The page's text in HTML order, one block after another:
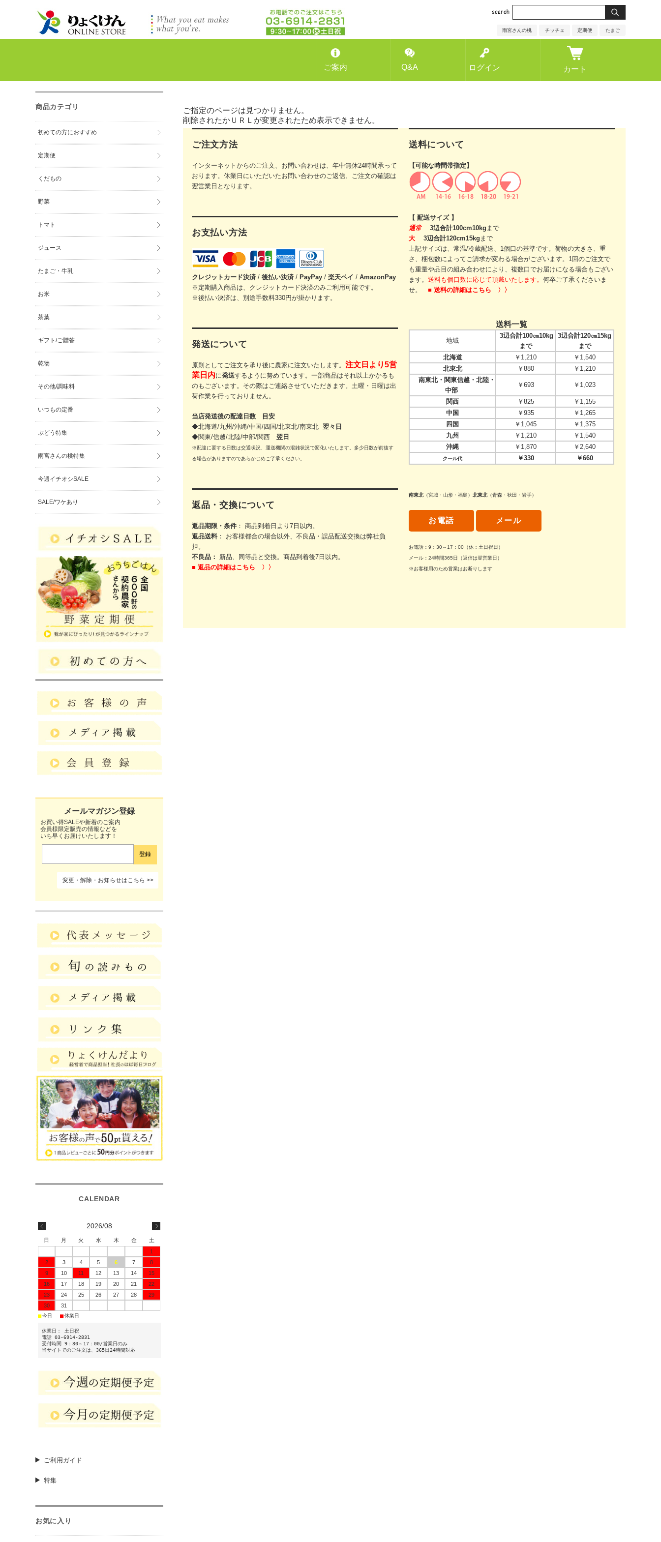
雨宮さんの桃 チッチェ 定期便 たまご
ご案内 Q&A ログイン カート
ご指定のページは見つかりません。
削除されたかＵＲＬが変更されたため表示できません。
ご注文方法
インターネットからのご注文、お問い合わせは、年中無休24時間承って
おります。休業日にいただいたお問い合わせのご返信、ご注文の確認は
翌営業日となります。
お支払い方法
クレジットカード決済 / 後払い決済 / PayPay / 楽天ペイ / AmazonPay
※定期購入商品は、クレジットカード決済のみご利用可能です。
※後払い決済は、別途手数料330円が掛かります。
発送について
原則としてご注文を承り後に農家に注文いたします。 注文日より5営
業日内に発送するように努めています。一部商品はそれ以上かかるも
のもございます。その際はご連絡させていただきます。 土曜・日曜は出
荷作業を行っておりません。
当店発送後の配達日数 目安
◆北海道/九州/沖縄/中国/四国/北東北/南東北 翌々日
◆関東/信越/北陸/中部/関西 翌日
※配達に要する日数は交通状況、運送機関の混雑状況で変化いたします。多少日数が前後す
る場合がありますのであらかじめご了承ください。
返品・交換について
返品期限・条件 ： 商品到着日より7日以内。
返品送料： お客様都合の場合以外、不良品・誤品配送交換は弊社負
担。
不良品：
新品、同等品と交換。商品到着後7日以内。
■ 返品の詳細はこちら 〉〉
送料について
【可能な時間帯指定】
【 配送サイズ 】
通常
3辺合計100cm10kg まで
大
3辺合計120cm15kg まで
上記サイズは、常温/冷蔵配送、1個口の基準です。 荷物の大きさ、重
さ、梱包数によってご請求が変わる場合がございます。 1回のご注文で
も重量や品目の組み合わせにより、 複数口でお届けになる場合もござい
ます。 送料も個口数に応じて頂戴いたします。 何卒ご了承くださいま
せ。 ■ 送料の詳細はこちら 〉〉
送料一覧
地域
3辺合計100㎝10kg
まで
3辺合計120㎝15kg
まで
北海道
￥1,210
￥1,540
北東北
￥880
￥1,210
南東北・関東信越・北陸・
中部
￥693 ￥1,023
関西 ￥825
￥1,155
中国
￥935
￥1,265
四国
￥1,045
￥1,375
九州
￥1,210
￥1,540
沖縄
￥1,870 ￥2,640
クール代 ￥330 ￥660
南東北（宮城・山形・福島） 北東北（青森・秋田・岩手）
お電話 メール
お電話：9：30～17：00（休：土日祝日）
メール：24時間365日（返信は翌営業日）
※お客様用のため営業はお断りします
商品カテゴリ
初めての方におすすめ
定期便
くだもの
野菜
トマト
ジュース
たまご・牛乳
お米
茶葉
ギフト/ご贈答
乾物
その他/調味料
いつもの定番
ぶどう特集
雨宮さんの桃特集
今週イチオシSALE
SALE/ワケあり
お買い得SALEや新着のご案内
会員様限定販売の情報などを
いち早くお届けいたします！
変更・解除・お知らせはこちら
2026/08
日 月 火 水 木 金
土
1
2
3 4 5 6 7
8
9
10 11 12 13 14
15
16
17 18 19 20 21
22
23
24 25 26 27 28
29
30
31
■今日 ■休業日
休業日： 土日祝
電話 03-6914-2831
受付時間 9：30～17：00/営業日のみ
当サイトでのご注文は、365日24時間対応
ご利用ガイド
特集
お気に入り